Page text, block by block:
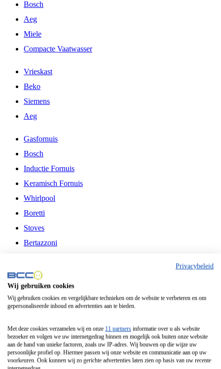
Bosch
Aeg
Miele
Compacte Vaatwasser
Vrieskast
Beko
Siemens
Aeg
Gasfornuis
Bosch
Inductie Fornuis
Keramisch Fornuis
Whirlpool
Boretti
Stoves
Bertazzoni
Fitelli
Airfryer
Frituurpan
Contactgrill
Broodbakmachine
Broodrooster
Privacybeleid
Wij gebruiken cookies
Wij gebruiken cookies en vergelijkbare technieken om de website te verbeteren en om
gepersonaliseerde inhoud en advertenties aan te bieden.
Met deze cookies verzamelen wij en onze 11 partners informatie over u als website
bezoeker en volgen we uw internetgedrag binnen en mogelijk ook buiten onze website
aan de hand van unieke factoren, zoals uw IP-adres. Wij bouwen op die wijze uw
persoonlijke profiel op. Hiermee passen wij onze website en communicatie aan op uw
voorkeuren. Ook kunnen wij zo gerichte advertenties laten zien op basis van uw recente